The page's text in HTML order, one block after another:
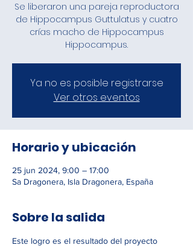
Se liberaron una pareja reproductora
de Hippocampus Guttulatus y cuatro
crías macho de Hippocampus
Hippocampus.
Ya no es posible registrarse
Ver otros eventos
Horario y ubicación
25 jun 2024, 9:00 – 17:00
Sa Dragonera, Isla Dragonera, España
Sobre la salida
Este logro es el resultado del proyecto